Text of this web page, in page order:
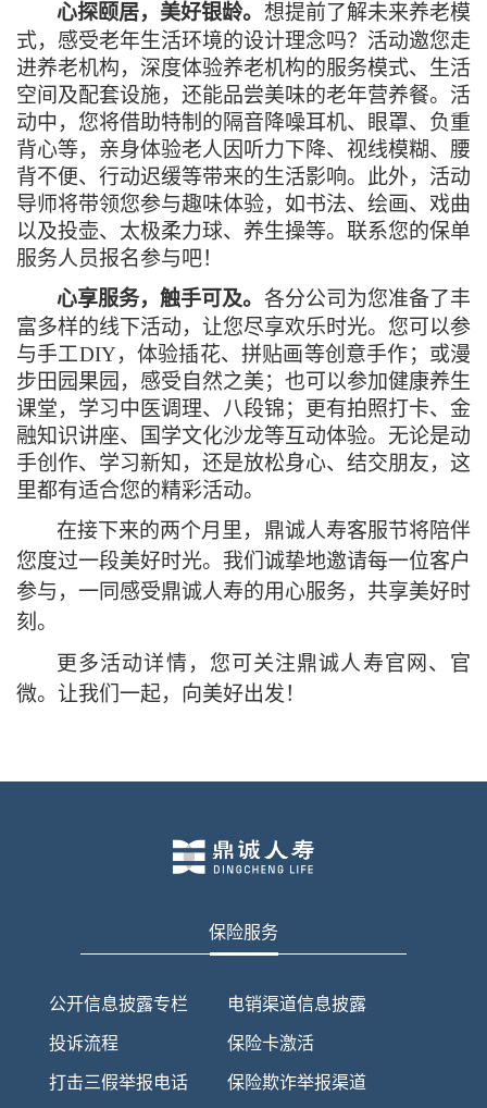
心探颐居，美好银龄。 想提前了解未来养老模
式，感受老年生活环境的设计理念吗？活动邀您走
进养老机构，深度体验养老机构的服务模式、生活
空间及配套设施，还能品尝美味的老年营养餐。活
动中，您将借助特制的隔音降噪耳机、眼罩、负重
背心等，亲身体验老人因听力下降、视线模糊、腰
背不便、行动迟缓等带来的生活影响。此外，活动
导师将带领您参与趣味体验，如书法、绘画、戏曲
以及投壶、太极柔力球、养生操等。联系您的保单
服务人员报名参与吧！
心享服务，触手可及。 各分公司为您准备了丰
富多样的线下活动，让您尽享欢乐时光。您可以参
与手工DIY，体验插花、拼贴画等创意手作；或漫
步田园果园，感受自然之美；也可以参加健康养生
课堂，学习中医调理、八段锦；更有拍照打卡、金
融知识讲座、国学文化沙龙等互动体验。无论是动
手创作、学习新知，还是放松身心、结交朋友，这
里都有适合您的精彩活动。
在接下来的两个月里，鼎诚人寿客服节将陪伴
您度过一段美好时光。我们诚挚地邀请每一位客户
参与，一同感受鼎诚人寿的用心服务，共享美好时
刻。
更多活动详情，您可关注鼎诚人寿官网、官
微。让我们一起，向美好出发！
保险服务
公开信息披露专栏
投诉流程
打击三假举报电话
电销渠道信息披露
保险卡激活
保险欺诈举报渠道